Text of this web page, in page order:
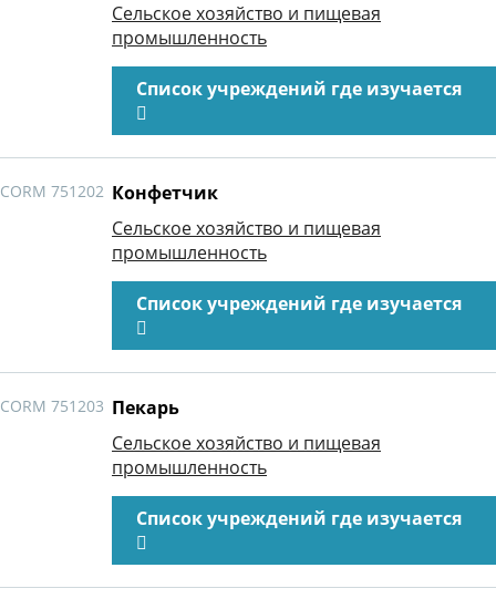
Сельское хозяйство и пищевая
промышленность
Список учреждений где изучается
CORM 751202 Конфетчик
Сельское хозяйство и пищевая
промышленность
Список учреждений где изучается
CORM 751203 Пекарь
Сельское хозяйство и пищевая
промышленность
Список учреждений где изучается